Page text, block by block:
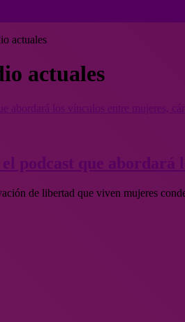
actuales
actuales
abordará los vínculos entre mujeres,
podcast que
de libertad que viven mujeres